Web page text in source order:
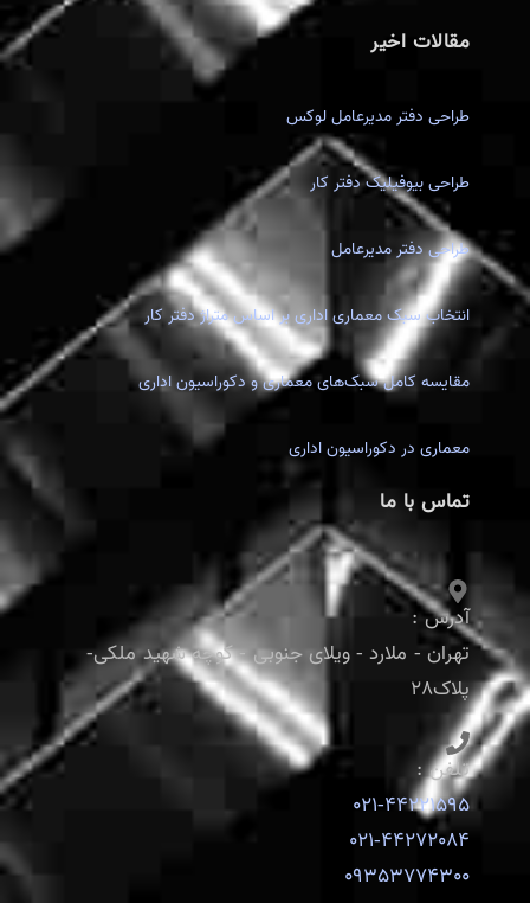
مقالات اخیر
طراحی دفتر مدیرعامل لوکس
طراحی بیوفیلیک دفتر کار
طراحی دفتر مدیرعامل
انتخاب سبک معماری اداری بر اساس متراژ دفتر کار
مقایسه کامل سبک‌های معماری و دکوراسیون اداری
معماری در دکوراسیون اداری
تماس با ما
آدرس :
تهران - ملارد - ویلای جنوبی - کوچه شهید ملکی-
پلاک28
تلفن :
021-44221595
021-44272084
09353774300